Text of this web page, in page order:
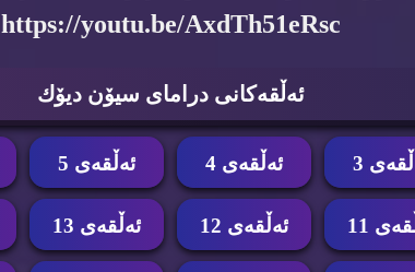
https://youtu.be/AxdTh51eRsc
ئه‌ڵقه‌كانی درامای سیۆن دیۆك
3 ئه‌ڵقه‌ی 4 ئه‌ڵقه‌ی 5
11 ئه‌ڵقه‌ی 12 ئه‌ڵقه‌ی 13